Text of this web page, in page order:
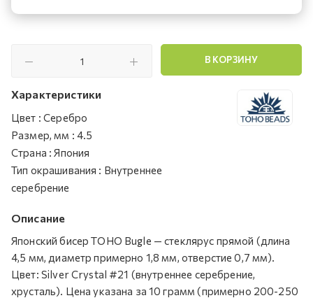
В КОРЗИНУ
Характеристики
Цвет : Серебро
Размер, мм : 4.5
Страна : Япония
Тип окрашивания : Внутреннее
серебрение
Описание
Японский бисер TOHO Bugle — стеклярус прямой (длина
4,5 мм, диаметр примерно 1,8 мм, отверстие 0,7 мм).
Цвет: Silver Crystal #21 (внутреннее серебрение,
хрусталь). Цена указана за 10 грамм (примерно 200-250